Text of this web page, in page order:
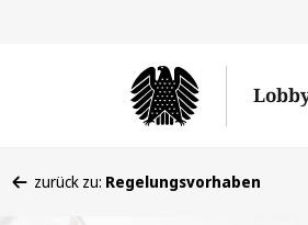
befinden
zurück zu: Regelungsvorhaben